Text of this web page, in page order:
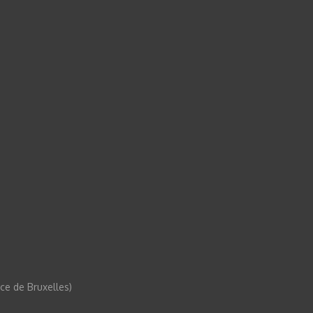
de Bruxelles)